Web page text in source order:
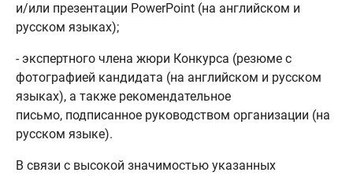
и/или презентации PowerPoint (на английском и
русском языках);
- экспертного члена жюри Конкурса (резюме с
фотографией кандидата (на английском и русском
языках), а также рекомендательное
письмо, подписанное руководством организации (на
русском языке).
В связи с высокой значимостью указанных